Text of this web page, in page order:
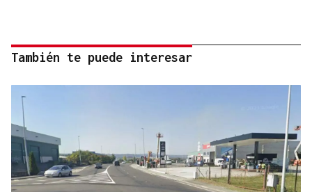
También te puede interesar